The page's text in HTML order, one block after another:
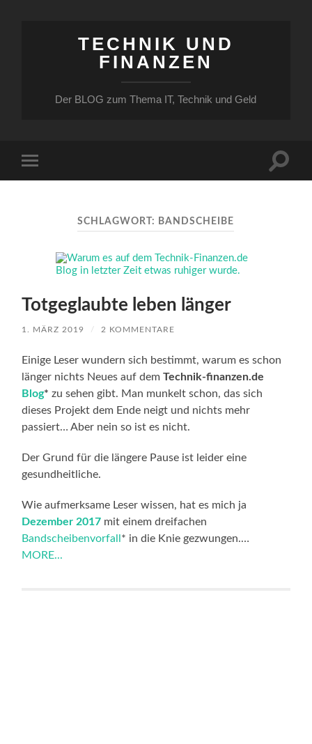
TECHNIK UND
FINANZEN
Der BLOG zum Thema IT, Technik und Geld
Menü
SCHLAGWORT: BANDSCHEIBE
Totgeglaubte leben länger
1. MÄRZ 2019 / 2 KOMMENTARE
Einige Leser wundern sich bestimmt, warum es schon
länger nichts Neues auf demTechnik-finanzen.de
Blog* zu sehen gibt. Man munkelt schon, das sich
dieses Projekt dem Ende neigt und nichts mehr
passiert… Aber nein so ist es nicht.
Der Grund für die längere Pause ist leider eine
gesundheitliche.
Wie aufmerksame Leser wissen, hat es mich ja
Dezember 2017 mit einem dreifachen
Bandscheibenvorfall * in die Knie gezwungen.…
MORE...